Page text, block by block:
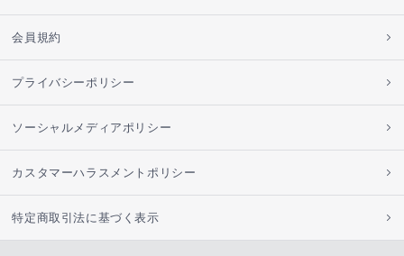
会員規約
プライバシーポリシー
ソーシャルメディアポリシー
カスタマーハラスメントポリシー
特定商取引法に基づく表示